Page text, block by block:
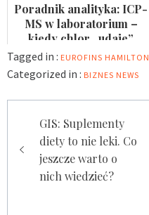
Poradnik analityka: ICP-
MS w laboratorium –
kiedy chlor „udaje”
arsen?
Tagged in : EUROFINS HAMILTON
Categorized in : BIZNES NEWS
wpisu
GIS: Suplementy
diety to nie leki. Co
jeszcze warto o
nich wiedzieć?